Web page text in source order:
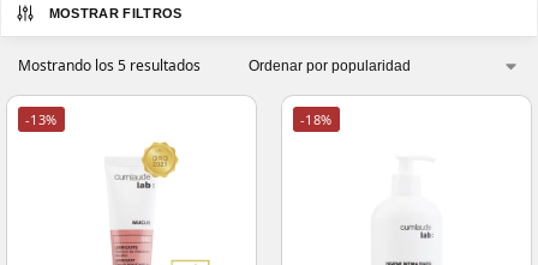
MOSTRAR FILTROS
Mostrando los 5 resultados
-13% -18%